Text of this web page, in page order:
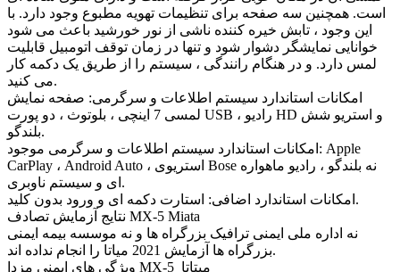
است. همچنین سه صفحه برای تنظیمات تهویه مطبوع وجود دارد. با
این وجود ، تابش خیره کننده ناشی از نور خورشید باعث می شود
خوانایی نمایشگر دشوار شود و تنها در زمان توقف اتومبیل قابلیت
لمس دارد. و در هنگام رانندگی ، سیستم را از طریق یک دکمه کار
می کنید.
امکانات استاندارد سیستم اطلاعات و سرگرمی: صفحه نمایش
لمسی 7 اینچی ، بلوتوث ، دو پورت USB ، رادیو HD و استریو شش
بلندگو.
امکانات استاندارد سیستم اطلاعات و سرگرمی موجود: Apple
CarPlay ، Android Auto ، استریوی Bose نه بلندگو ، رادیو ماهواره
ای و سیستم ناوبری.
امکانات استاندارد اضافی: استارت دکمه ای و ورود بدون کلید.
نتایج آزمایش تصادف MX-5 Miata
نه اداره ملی ایمنی ترافیک بزرگراه ها و نه موسسه بیمه ایمنی
بزرگراه ها آزمایش 2021 میاتا را انجام نداده اند.
ویژگی های ایمنی مزدا MX-5 میتاتا